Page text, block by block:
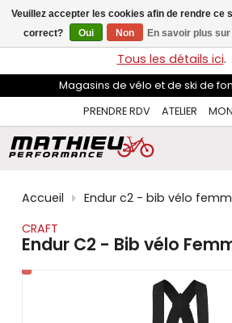
flèches
haut
et
pour
sélectionner
disponible.
Appuyez
pour
au
résultat
de
LIVRAISON GRATUITEsur les
Tous les détails ici.
Magasins de vélo et de ski de
PRENDRE RDV
ATELIER
Accueil
Endur c2 - bib vélo
CRAFT
Endur C2 - Bib vélo
Veuillez accepter les cookies afin de rendre ce
correct?
Oui Non En savoir plus